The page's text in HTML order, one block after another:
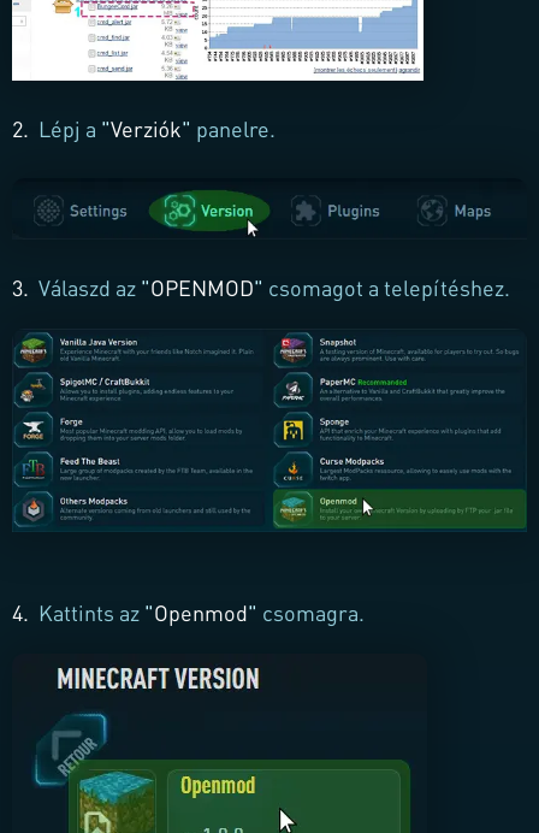
2. Lépj a "Verziók" panelre.
3. Válaszd az "OPENMOD" csomagot a telepítéshez.
4. Kattints az "Openmod" csomagra.